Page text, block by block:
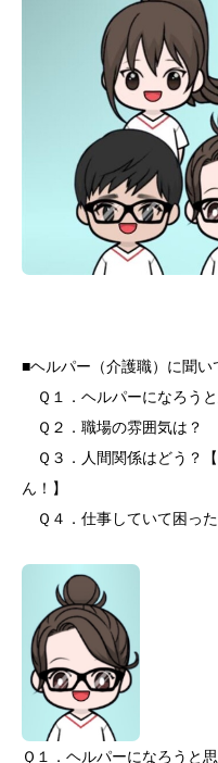
■ヘルパー（介護職）に聞い
Ｑ１．ヘルパーになろう
Ｑ２．職場の雰囲気は？
Ｑ３．人間関係はどう？
ん！】
Ｑ４．仕事していて困っ
Ｑ１．ヘルパーになろうと